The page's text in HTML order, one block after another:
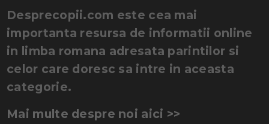
Desprecopii.com este cea mai
importanta resursa de informatii online
in limba romana adresata parintilor si
celor care doresc sa intre in aceasta
categorie.
Mai multe despre noi aici >>